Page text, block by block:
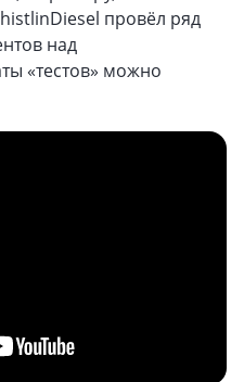
провёл ряд
над
«тестов» можно